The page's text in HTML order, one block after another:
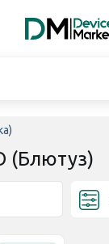
(Блютуз)